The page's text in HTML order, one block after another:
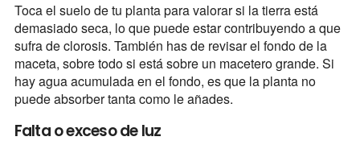
Toca el suelo de tu planta para valorar si la tierra está
demasiado seca, lo que puede estar contribuyendo a que
sufra de clorosis. También has de revisar el fondo de la
maceta, sobre todo si está sobre un macetero grande. Si
hay agua acumulada en el fondo, es que la planta no
puede absorber tanta como le añades.
Falta o exceso de luz